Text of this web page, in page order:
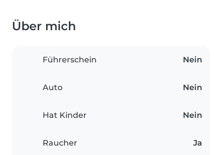
Über mich
Führerschein Nein
Auto Nein
Hat Kinder Nein
Raucher Ja